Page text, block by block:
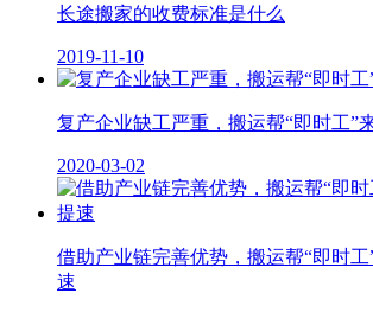
长途搬家的收费标准是什么
2019-11-10
复产企业缺工严重，搬运帮“即时工”
2020-03-02
借助产业链完善优势，搬运帮“即时
速